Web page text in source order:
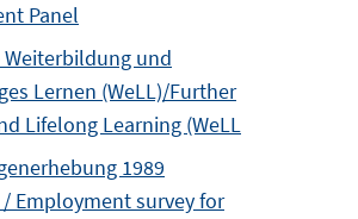
Panel
und
Lernen (WeLL)/Further
Lifelong Learning (WeLL
1989
/ Employment survey for